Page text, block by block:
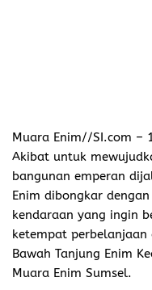
Muara Enim//SI.com –
Akibat untuk
bangunan emperan
Enim dibongkar
kendaraan yang ingin
ketempat
Bawah Tanjung Enim
Muara Enim Sumsel.